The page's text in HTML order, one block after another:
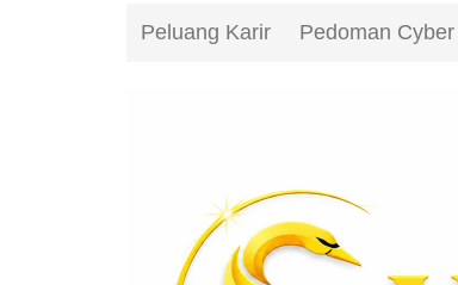
Peluang Karir Pedoman Cyber